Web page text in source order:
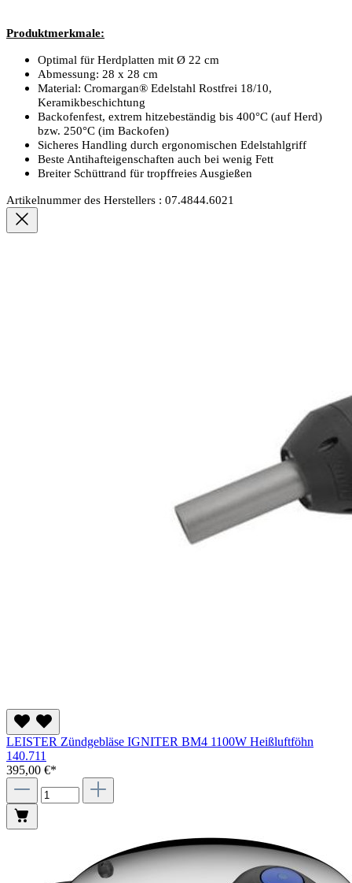
Produktmerkmale:
Optimal für Herdplatten mit Ø 22 cm
Abmessung: 28 x 28 cm
Material: Cromargan® Edelstahl Rostfrei 18/10,
Keramikbeschichtung
Backofenfest, extrem hitzebeständig bis 400°C (auf Herd)
bzw. 250°C (im Backofen)
Sicheres Handling durch ergonomischen Edelstahlgriff
Beste Antihafteigenschaften auch bei wenig Fett
Breiter Schüttrand für tropffreies Ausgießen
Artikelnummer des Herstellers : 07.4844.6021
LEISTER Zündgebläse IGNITER BM4 1100W Heißluftföhn
140.711
395,00 €*